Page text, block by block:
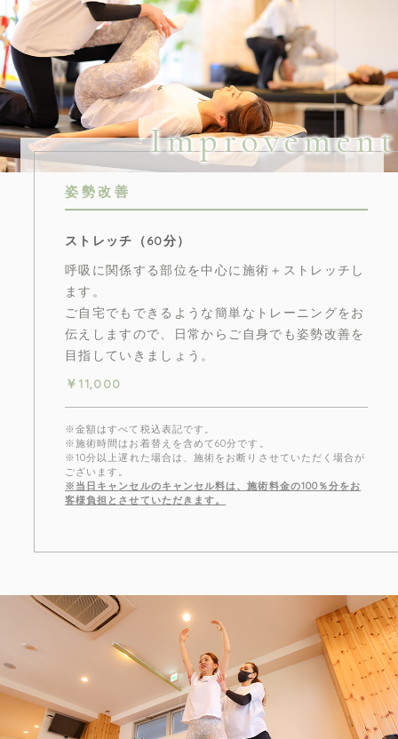
Improvement
姿勢改善
ストレッチ（60分）
呼吸に関係する部位を中心に施術＋ストレッチし
ます。
ご自宅でもできるような簡単なトレーニングをお
伝えしますので、日常からご自身でも姿勢改善を
目指していきましょう。
￥11,000
※金額はすべて税込表記です。
※施術時間はお着替えを含めて60分です。
※10分以上遅れた場合は、施術をお断りさせていただく場合が
ございます。
※当日キャンセルのキャンセル料は、施術料金の100％分をお
客様負担とさせていただきます。